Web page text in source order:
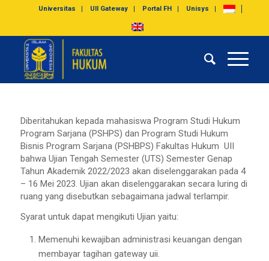
Universitas UII Gateway Portal FH Unisys
Diberitahukan kepada mahasiswa Program Studi Hukum
Program Sarjana (PSHPS) dan Program Studi Hukum
Bisnis Program Sarjana (PSHBPS) Fakultas Hukum UII
bahwa Ujian Tengah Semester (UTS) Semester Genap
Tahun Akademik 2022/2023 akan diselenggarakan pada 4
– 16 Mei 2023. Ujian akan diselenggarakan secara luring di
ruang yang disebutkan sebagaimana jadwal terlampir.
Syarat untuk dapat mengikuti Ujian yaitu:
Memenuhi kewajiban administrasi keuangan dengan
membayar tagihan gateway uii.